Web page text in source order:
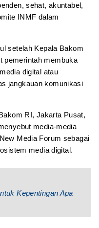
sehat, akuntabel,
INMF dalam
setelah Kepala Bakom
pemerintah membuka
digital atau
jangkauan komunikasi
RI, Jakarta Pusat,
media-media
Media Forum sebagai
media digital.
Kepentingan Apa